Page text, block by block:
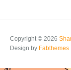
Copyright © 2026
Design by Fabthemes